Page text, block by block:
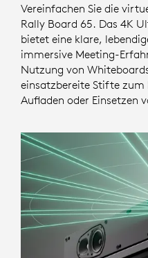
Vereinfachen Sie die
Rally Board 65. Das 4K
bietet eine klare,
immersive Meeting-
Nutzung von
einsatzbereite Stifte zum
Aufladen oder Einsetzen